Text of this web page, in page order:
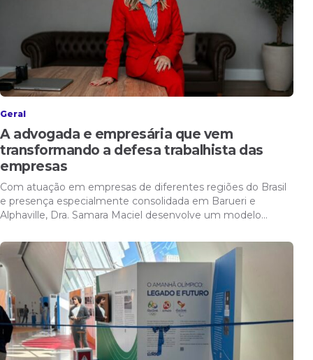
Geral
A advogada e empresária que vem
transformando a defesa trabalhista das
empresas
Com atuação em empresas de diferentes regiões do Brasil
e presença especialmente consolidada em Barueri e
Alphaville, Dra. Samara Maciel desenvolve um modelo…